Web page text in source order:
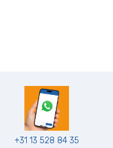
+31 13 528 84 35